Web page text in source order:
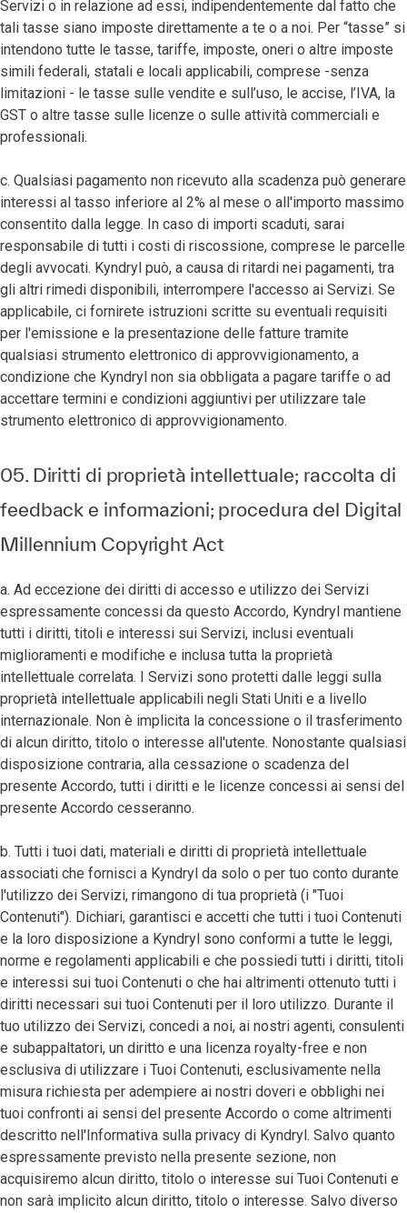
Servizi o in relazione ad essi, indipendentemente dal fatto che
tali tasse siano imposte direttamente a te o a noi. Per “tasse” si
intendono tutte le tasse, tariffe, imposte, oneri o altre imposte
simili federali, statali e locali applicabili, comprese -senza
limitazioni - le tasse sulle vendite e sull’uso, le accise, l’IVA, la
GST o altre tasse sulle licenze o sulle attività commerciali e
professionali.
c. Qualsiasi pagamento non ricevuto alla scadenza può generare
interessi al tasso inferiore al 2% al mese o all'importo massimo
consentito dalla legge. In caso di importi scaduti, sarai
responsabile di tutti i costi di riscossione, comprese le parcelle
degli avvocati. Kyndryl può, a causa di ritardi nei pagamenti, tra
gli altri rimedi disponibili, interrompere l'accesso ai Servizi. Se
applicabile, ci fornirete istruzioni scritte su eventuali requisiti
per l'emissione e la presentazione delle fatture tramite
qualsiasi strumento elettronico di approvvigionamento, a
condizione che Kyndryl non sia obbligata a pagare tariffe o ad
accettare termini e condizioni aggiuntivi per utilizzare tale
strumento elettronico di approvvigionamento.
05. Diritti di proprietà intellettuale; raccolta di
feedback e informazioni; procedura del Digital
Millennium Copyright Act
a. Ad eccezione dei diritti di accesso e utilizzo dei Servizi
espressamente concessi da questo Accordo, Kyndryl mantiene
tutti i diritti, titoli e interessi sui Servizi, inclusi eventuali
miglioramenti e modifiche e inclusa tutta la proprietà
intellettuale correlata. I Servizi sono protetti dalle leggi sulla
proprietà intellettuale applicabili negli Stati Uniti e a livello
internazionale. Non è implicita la concessione o il trasferimento
di alcun diritto, titolo o interesse all'utente. Nonostante qualsiasi
disposizione contraria, alla cessazione o scadenza del
presente Accordo, tutti i diritti e le licenze concessi ai sensi del
presente Accordo cesseranno.
b. Tutti i tuoi dati, materiali e diritti di proprietà intellettuale
associati che fornisci a Kyndryl da solo o per tuo conto durante
l'utilizzo dei Servizi, rimangono di tua proprietà (i "Tuoi
Contenuti"). Dichiari, garantisci e accetti che tutti i tuoi Contenuti
e la loro disposizione a Kyndryl sono conformi a tutte le leggi,
norme e regolamenti applicabili e che possiedi tutti i diritti, titoli
e interessi sui tuoi Contenuti o che hai altrimenti ottenuto tutti i
diritti necessari sui tuoi Contenuti per il loro utilizzo. Durante il
tuo utilizzo dei Servizi, concedi a noi, ai nostri agenti, consulenti
e subappaltatori, un diritto e una licenza royalty-free e non
esclusiva di utilizzare i Tuoi Contenuti, esclusivamente nella
misura richiesta per adempiere ai nostri doveri e obblighi nei
tuoi confronti ai sensi del presente Accordo o come altrimenti
descritto nell'Informativa sulla privacy di Kyndryl. Salvo quanto
espressamente previsto nella presente sezione, non
acquisiremo alcun diritto, titolo o interesse sui Tuoi Contenuti e
non sarà implicito alcun diritto, titolo o interesse. Salvo diverso